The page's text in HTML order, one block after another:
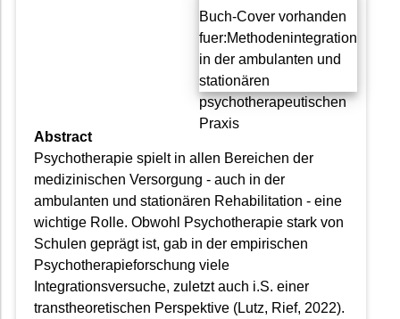
Abstract
Psychotherapie spielt in allen Bereichen der
medizinischen Versorgung - auch in der
ambulanten und stationären Rehabilitation - eine
wichtige Rolle. Obwohl Psychotherapie stark von
Schulen geprägt ist, gab in der empirischen
Psychotherapieforschung viele
Integrationsversuche, zuletzt auch i.S. einer
transtheoretischen Perspektive (Lutz, Rief, 2022).